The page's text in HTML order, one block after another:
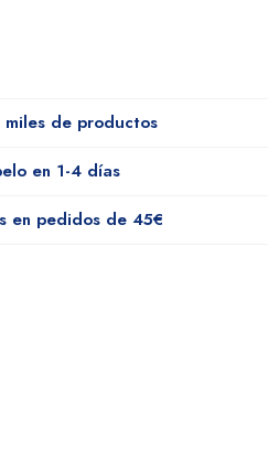
miles de productos
en 1-4 días
en pedidos de 45€